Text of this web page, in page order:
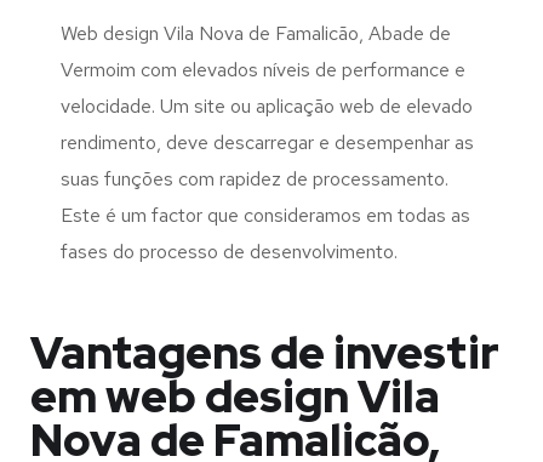
Web design Vila Nova de Famalicão, Abade de
Vermoim com elevados níveis de performance e
velocidade. Um site ou aplicação web de elevado
rendimento, deve descarregar e desempenhar as
suas funções com rapidez de processamento.
Este é um factor que consideramos em todas as
fases do processo de desenvolvimento.
Vantagens de investir
em web design Vila
Nova de Famalicão,